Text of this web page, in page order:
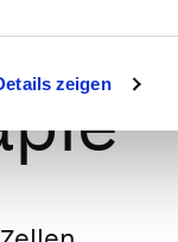
zeigen